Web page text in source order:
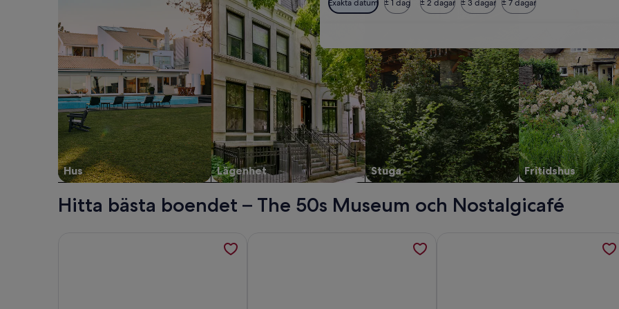
Exakta datum ± 1 dag ± 2 dagar ± 3 dagar ± 7 dagar
Hus Lägenhet Stuga Fritidshus
Hitta bästa boendet – The 50s Museum och Nostalgicafé